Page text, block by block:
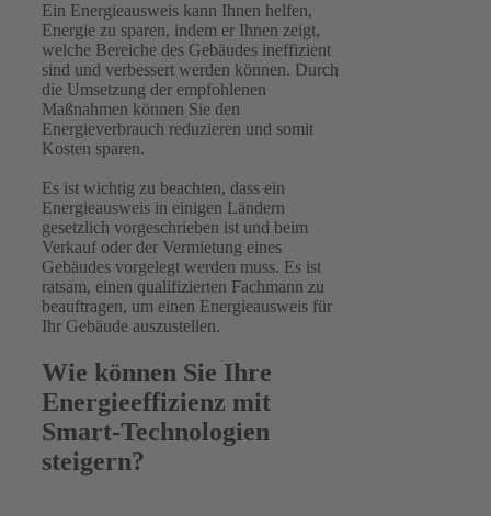
Ein Energieausweis kann Ihnen helfen,
Energie zu sparen, indem er Ihnen zeigt,
welche Bereiche des Gebäudes ineffizient
sind und verbessert werden können. Durch
die Umsetzung der empfohlenen
Maßnahmen können Sie den
Energieverbrauch reduzieren und somit
Kosten sparen.
Es ist wichtig zu beachten, dass ein
Energieausweis in einigen Ländern
gesetzlich vorgeschrieben ist und beim
Verkauf oder der Vermietung eines
Gebäudes vorgelegt werden muss. Es ist
ratsam, einen qualifizierten Fachmann zu
beauftragen, um einen Energieausweis für
Ihr Gebäude auszustellen.
Wie können Sie Ihre
Energieeffizienz mit
Smart-Technologien
steigern?